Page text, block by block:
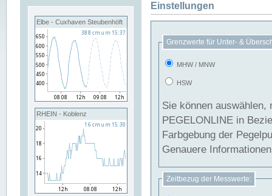
Elbe - Cuxhaven Steubenhöft
RHEIN - Koblenz
Einstellungen
Grenzwerte für Unter- &
MHW / MNW
HSW
Sie können
PEGELONLINE in Beziehung
Farbgebung der
Genauere
Zeitbezug der Messwerte: